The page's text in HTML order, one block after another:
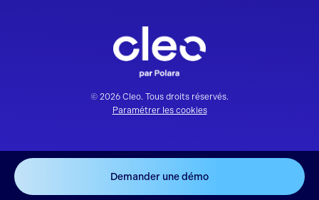
© 2026 Cleo. Tous droits réservés.
Paramétrer les cookies
Demander une démo